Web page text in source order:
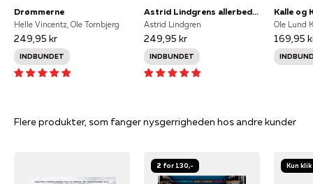
Drømmerne
Helle Vincentz, Ole Tornbjerg
249,95 kr
INDBUNDET
Astrid Lindgrens allerbedste historier
Astrid Lindgren
249,95 kr
INDBUNDET
Kalle og
169,95
Flere produkter, som fanger nysgerrigheden hos andre kunder
2 for 130,- Kun